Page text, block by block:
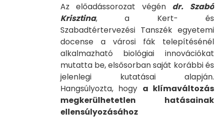
Az előadássorozat végén dr. Szabó
Krisztina, a Kert- és
Szabadtértervezési Tanszék egyetemi
docense a városi fák telepítésénél
alkalmazható biológiai innovációkat
mutatta be, elsősorban saját korábbi és
jelenlegi kutatásai alapján.
Hangsúlyozta, hogy a klímaváltozás
megkerülhetetlen hatásainak
ellensúlyozásához